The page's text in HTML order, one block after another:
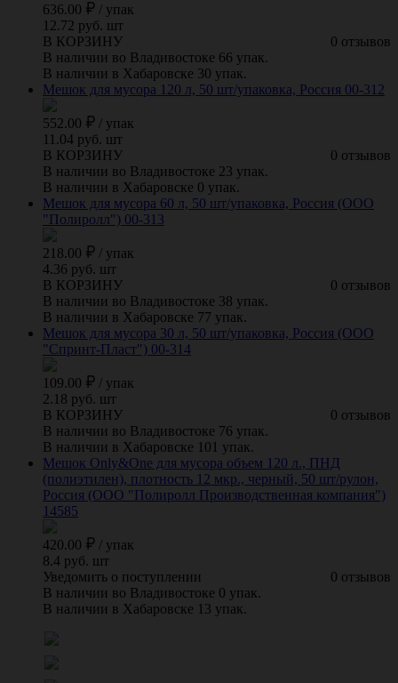
636.00 / упак
12.72 руб. шт
0 отзывов
В КОРЗИНУ
В наличии во Владивостоке 66 упак.
В наличии в Хабаровске 30 упак.
Мешок для мусора 120 л, 50 шт/упаковка, Россия 00-312
552.00 / упак
11.04 руб. шт
0 отзывов
В КОРЗИНУ
В наличии во Владивостоке 23 упак.
В наличии в Хабаровске 0 упак.
Мешок для мусора 60 л, 50 шт/упаковка, Россия (ООО
"Полиролл") 00-313
218.00 / упак
4.36 руб. шт
0 отзывов
В КОРЗИНУ
В наличии во Владивостоке 38 упак.
В наличии в Хабаровске 77 упак.
Мешок для мусора 30 л, 50 шт/упаковка, Россия (ООО
"Спринт-Пласт") 00-314
109.00 / упак
2.18 руб. шт
0 отзывов
В КОРЗИНУ
В наличии во Владивостоке 76 упак.
В наличии в Хабаровске 101 упак.
Мешок Only&One для мусора объем 120 л., ПНД
(полиэтилен), плотность 12 мкр., черный, 50 шт/рулон,
Россия (ООО "Полиролл Производственная компания")
14585
420.00 / упак
8.4 руб. шт
0 отзывов
Уведомить о поступлении
В наличии во Владивостоке 0 упак.
В наличии в Хабаровске 13 упак.